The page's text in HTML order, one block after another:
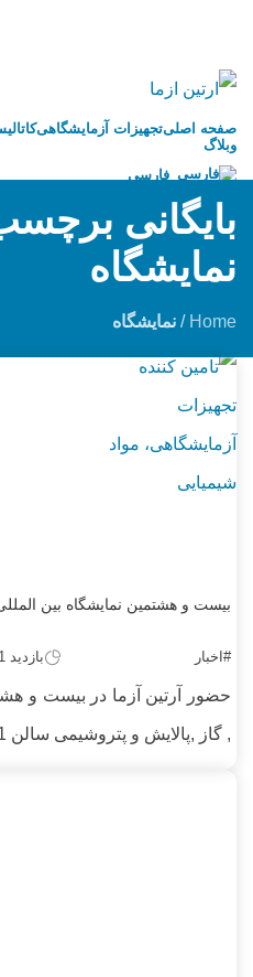
صفحه اصلیتجهیزات آزمایشگاهی
وبلاگ
فارسی
بایگانی
نمایشگاه
Home
/ نمایشگاه
بیست و هشتمین نمایشگاه بین
#اخبار بازدید 81
حضور آرتین آزما در بیست و
, گاز ,پالایش و پتروشیمی سالن 41